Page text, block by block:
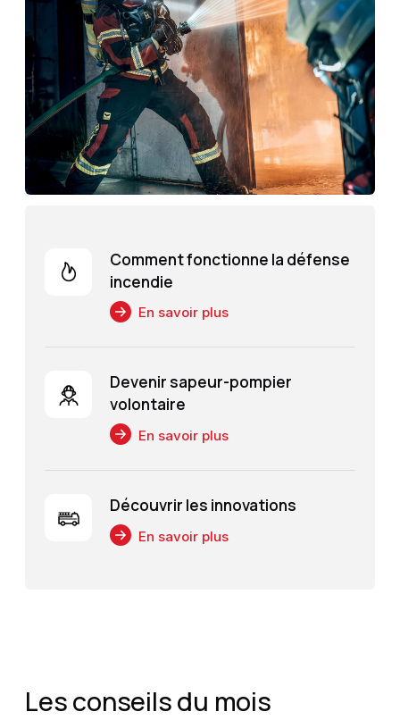
Comment fonctionne la défense
incendie
En savoir plus
Devenir sapeur-pompier
volontaire
En savoir plus
Découvrir les innovations
En savoir plus
Les conseils du mois